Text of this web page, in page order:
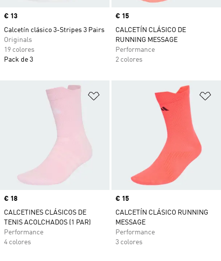
Precio
€ 13
Calcetín clásico 3-Stripes 3 Pairs
Originals
19 colores
Pack de 3
Precio
€ 15
CALCETÍN CLÁSICO DE
RUNNING MESSAGE
Performance
2 colores
Añadir a la lista de deseos
Precio
€ 18
CALCETINES CLÁSICOS DE
TENIS ACOLCHADOS (1 PAR)
Performance
4 colores
Precio
€ 15
CALCETÍN CLÁSICO RUNNING
MESSAGE
Performance
3 colores